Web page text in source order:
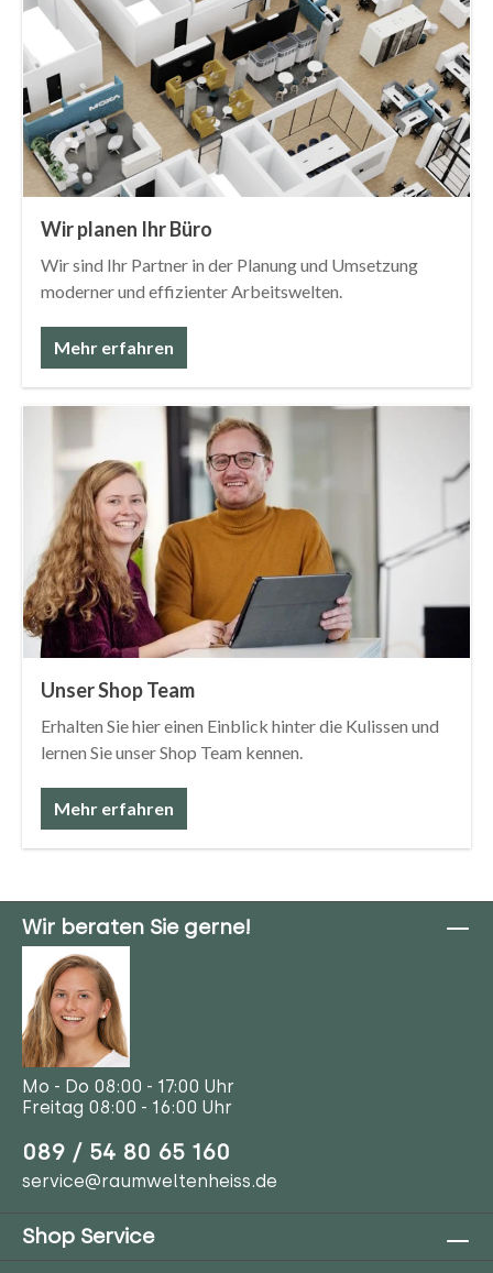
Wir planen Ihr Büro
Wir sind Ihr Partner in der Planung und Umsetzung
moderner und effizienter Arbeitswelten.
Mehr erfahren
Unser Shop Team
Erhalten Sie hier einen Einblick hinter die Kulissen und
lernen Sie unser Shop Team kennen.
Mehr erfahren
Wir beraten Sie gerne!
Mo - Do 08:00 - 17:00 Uhr
Freitag 08:00 - 16:00 Uhr
089 / 54 80 65 160
service@raumweltenheiss.de
Shop Service